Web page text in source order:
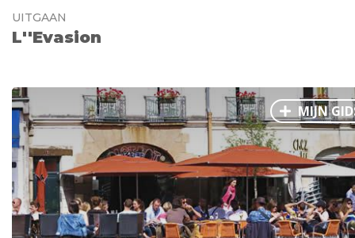
UITGAAN
L''Evasion
MIJN